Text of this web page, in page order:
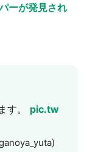
ーが発見され
す。 pic.tw